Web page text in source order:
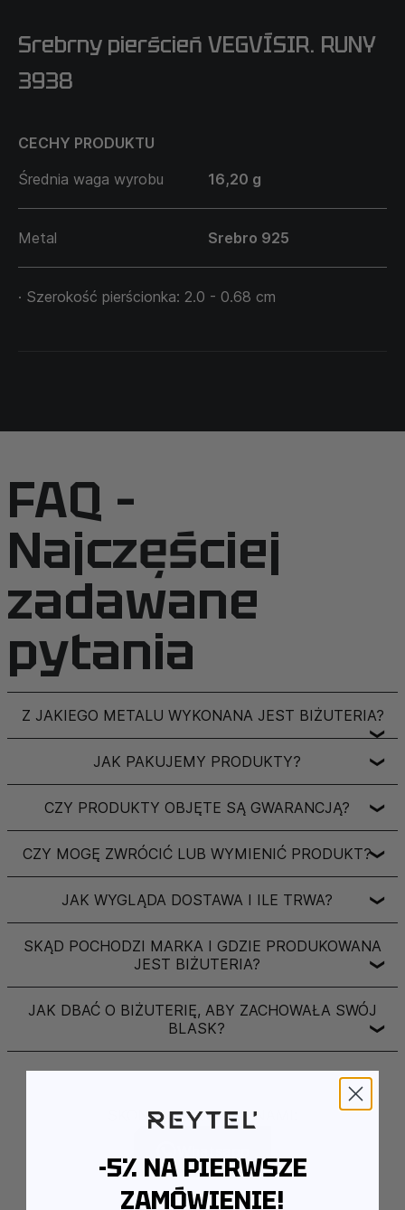
Srebrny pierścień VEGVÍSIR. RUNY
3938
CECHY PRODUKTU
Średnia waga wyrobu
16,20 g
Metal Srebro 925
· Szerokość pierścionka: 2.0 - 0.68 cm
FAQ –
Najczęściej
zadawane
pytania
Z JAKIEGO METALU WYKONANA JEST BIŻUTERIA?
❯
JAK PAKUJEMY PRODUKTY? ❯
CZY PRODUKTY OBJĘTE SĄ GWARANCJĄ? ❯
CZY MOGĘ ZWRÓCIĆ LUB WYMIENIĆ PRODUKT?❯
JAK WYGLĄDA DOSTAWA I ILE TRWA? ❯
SKĄD POCHODZI MARKA I GDZIE PRODUKOWANA
JEST BIŻUTERIA?
❯
JAK DBAĆ O BIŻUTERIĘ, ABY ZACHOWAŁA SWÓJ
BLASK?
❯
SKONTAKTUJ SIĘ Z NAMI:
-5% NA PIERWSZE
ZAMÓWIENIE!